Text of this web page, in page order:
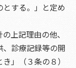
する。」と定め
上記理由の他、
診療記録等の開
」（３条の８）